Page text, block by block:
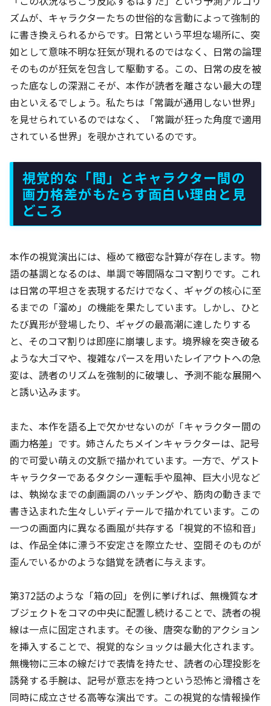
ズムが、キャラクターたちの世俗的な言動によって強制的
に書き換えられるからです。日常という平坦な場所に、突
如として意味不明な狂気が現れるのではなく、日常の論理
そのものが狂気を包含して駆動する。この、日常の皮を被
った底なしの深淵こそが、本作が読者を離さない最大の理
由といえるでしょう。私たちは「常識が通用しない世界」
を見せられているのではなく、「常識が狂った角度で適用
されている世界」を覗かされているのです。
視覚的な「間」とキャラクター間の
画力格差がもたらす面白い理由と見
どころ
本作の視覚演出には、極めて緻密な計算が存在します。物
語の基調となるのは、単調で等間隔なコマ割りです。これ
は日常の平坦さを表現するだけでなく、ギャグの核心に至
るまでの「溜め」の機能を果たしています。しかし、ひと
たび異形が登場したり、ギャグの最高潮に達したりする
と、そのコマ割りは即座に崩壊します。境界線を突き破る
ような大ゴマや、複雑なパースを用いたレイアウトへの急
変は、読者のリズムを強制的に破壊し、予測不能な展開へ
と誘い込みます。
また、本作を語る上で欠かせないのが「キャラクター間の
画力格差」です。姉さんたちメインキャラクターは、記号
的で可愛い萌えの文脈で描かれています。一方で、ゲスト
キャラクターであるタクシー運転手や風神、巨大小児など
は、執拗なまでの劇画調のハッチングや、筋肉の動きまで
書き込まれた生々しいディテールで描かれています。この
一つの画面内に異なる画風が共存する「視覚的不協和音」
は、作品全体に漂う不安定さを際立たせ、空間そのものが
歪んでいるかのような錯覚を読者に与えます。
第372話のような「箱の回」を例に挙げれば、無機質なオ
ブジェクトをコマの中央に配置し続けることで、読者の視
線は一点に固定されます。その後、唐突な動的アクション
を挿入することで、視覚的なショックは最大化されます。
無機物に三本の線だけで表情を持たせ、読者の心理投影を
誘発する手腕は、記号が意志を持つという恐怖と滑稽さを
同時に成立させる高等な演出です。この視覚的な情報操作